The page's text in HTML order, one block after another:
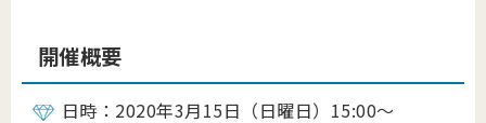
開催概要
日時：2020年3月15日（日曜日）15:00～